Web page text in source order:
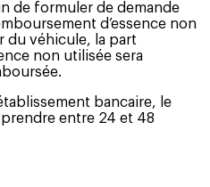
de formuler de demande
d’essence non
du véhicule, la part
non utilisée sera
bancaire, le
entre 24 et 48